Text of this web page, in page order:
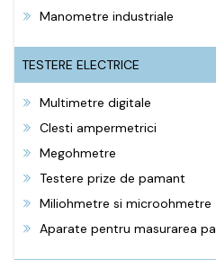
Manometre industriale
TESTERE ELECTRICE
Multimetre digitale
Clesti ampermetrici
Megohmetre
Testere prize de pamant
Miliohmetre si microohmetre
Aparate pentru masurarea